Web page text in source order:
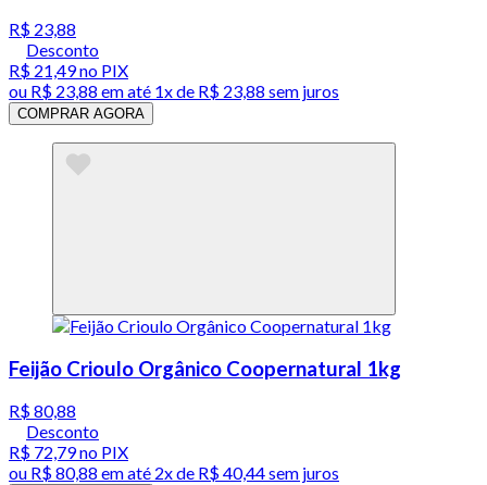
R$ 23,88
Desconto
R$ 21,49no PIX
ou R$ 23,88 em até 1x de R$ 23,88 sem juros
COMPRAR AGORA
Feijão Crioulo Orgânico Coopernatural 1kg
R$ 80,88
Desconto
R$ 72,79no PIX
ou R$ 80,88 em até 2x de R$ 40,44 sem juros